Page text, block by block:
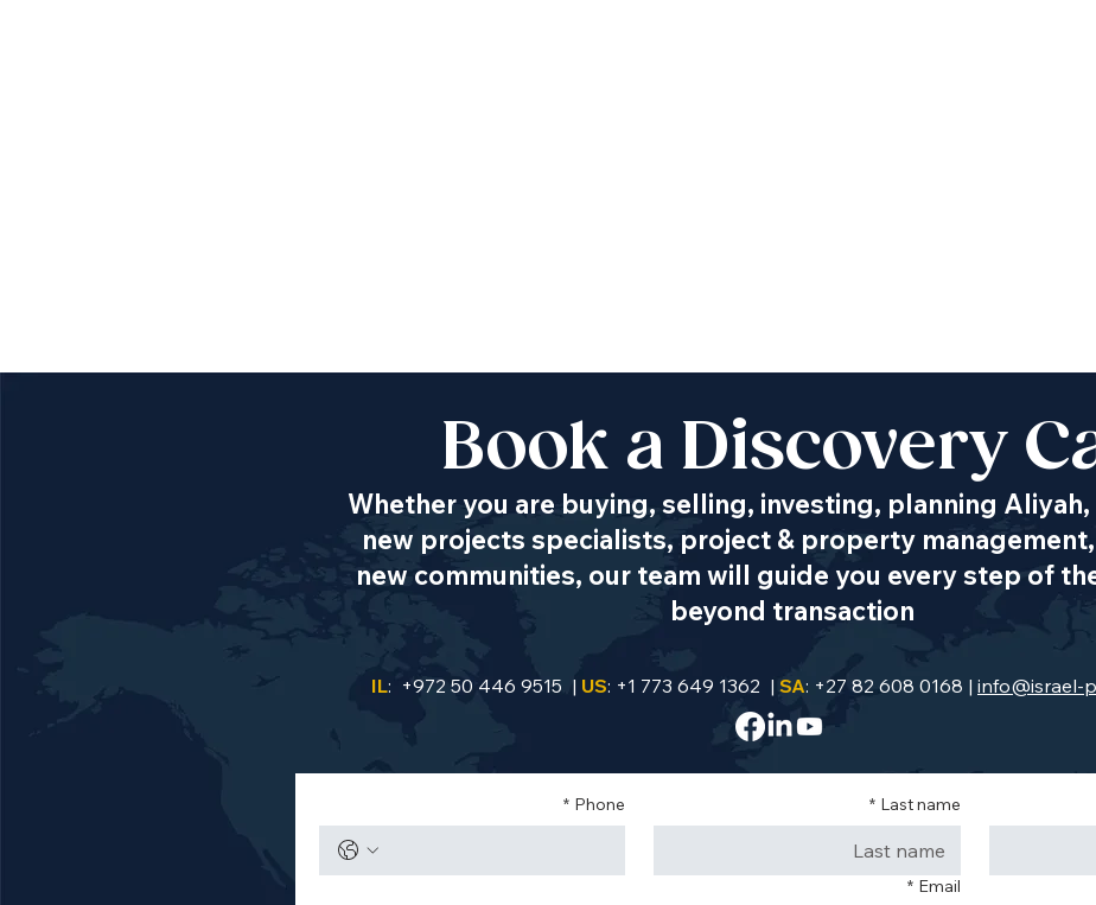
Book a Discovery
Whether you are buying, selling, investing, planning
new projects specialists, project & property
new communities, our team will guide you every step of
beyond transaction
IL: +972 50 446 9515 | US: +1 773 649 1362 | SA: +27 82 608 0168 | info@israel-
Last name
*
Phone
*
Email
*